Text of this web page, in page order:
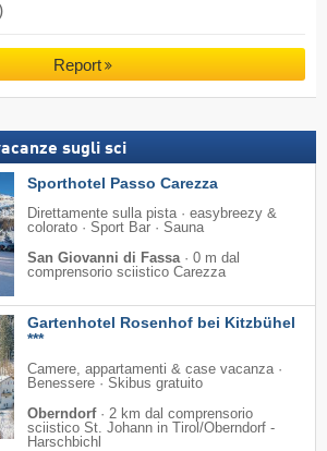
Report
sugli sci
Sporthotel Passo Carezza
Direttamente sulla pista · easybreezy &
colorato · Sport Bar · Sauna
San Giovanni di Fassa· 0 m dal
comprensorio sciistico Carezza
Gartenhotel Rosenhof bei Kitzbühel
***
Camere, appartamenti & case vacanza ·
Benessere · Skibus gratuito
Oberndorf · 2 km dal comprensorio
sciistico St. Johann in Tirol/​Oberndorf -
Harschbichl